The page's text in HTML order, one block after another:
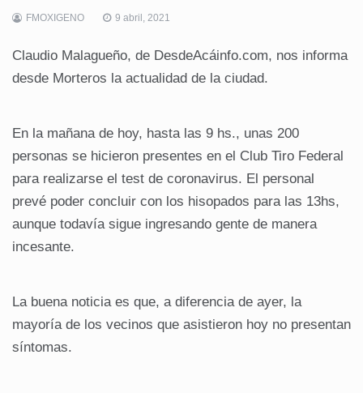
FMOXIGENO 9 abril, 2021
Claudio Malagueño, de DesdeAcáinfo.com, nos informa
desde Morteros la actualidad de la ciudad.
En la mañana de hoy, hasta las 9 hs., unas 200
personas se hicieron presentes en el Club Tiro Federal
para realizarse el test de coronavirus. El personal
prevé poder concluir con los hisopados para las 13hs,
aunque todavía sigue ingresando gente de manera
incesante.
La buena noticia es que, a diferencia de ayer, la
mayoría de los vecinos que asistieron hoy no presentan
síntomas.